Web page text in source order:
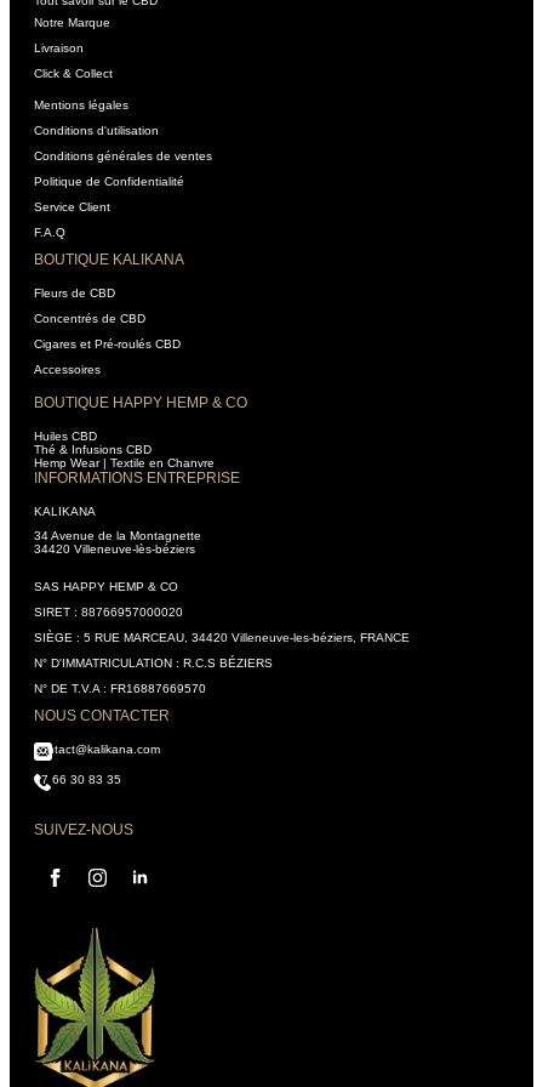
Notre Marque
Livraison
Click & Collect
Mentions légales
Conditions d'utilisation
Conditions générales de ventes
Politique de Confidentialité
Service Client
F.A.Q
BOUTIQUE KALIKANA
Fleurs de CBD
Concentrés de CBD
Cigares et Pré-roulés CBD
Accessoires
BOUTIQUE HAPPY HEMP & CO
Huiles CBD
Thé & Infusions CBD
Hemp Wear | Textile en Chanvre
INFORMATIONS ENTREPRISE
KALIKANA
34 Avenue de la Montagnette
34420 Villeneuve-lès-béziers
SAS HAPPY HEMP & CO
SIRET : 88766957000020
SIÈGE : 5 RUE MARCEAU, 34420 Villeneuve-les-béziers, FRANCE
N° D'IMMATRICULATION : R.C.S BÉZIERS
N° DE T.V.A : FR16887669570
NOUS CONTACTER
contact@kalikana.com
07 66 30 83 35
SUIVEZ-NOUSAssistant Kali Kana
PERSONNEL
IA, réponses instantanées,
Conseiller disponible 24h/24
Accès à votre historique commandes
Analyses & recommandations personnalisées